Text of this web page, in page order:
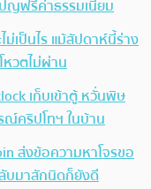
ญฟรีค่าธรรมเนียม
เป็นไร แม้สัปดาห์นี้ร่าง
หวตไม่ผ่าน
เก็บเข้าตู้ หวั่นพิษ
คริปโทฯ ในบ้าน
ส่งข้อความหาโจรขอ
บมาสักนิดก็ยังดี